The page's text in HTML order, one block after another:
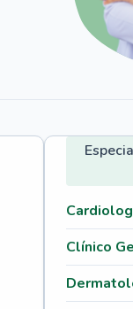
Clínico